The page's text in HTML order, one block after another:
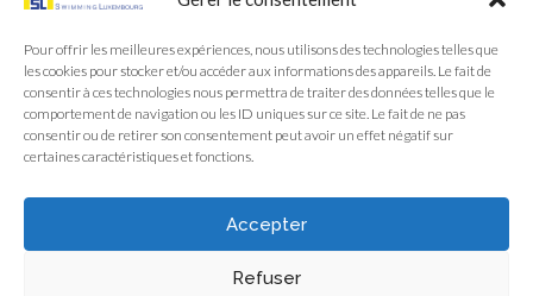
Pour offrir les meilleures expériences, nous utilisons des technologies telles que
les cookies pour stocker et/ou accéder aux informations des appareils. Le fait de
consentir à ces technologies nous permettra de traiter des données telles que le
comportement de navigation ou les ID uniques sur ce site. Le fait de ne pas
consentir ou de retirer son consentement peut avoir un effet négatif sur
certaines caractéristiques et fonctions.
Accepter
Refuser
Swimming Luxembourg asbl - 13A, Boulevard Royal, L-2449 Luxembourg
- RCS F922